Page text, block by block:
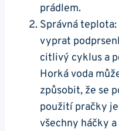
prádlem.
Správná
vyprat
citlivý cyklus a
Horká voda
způsobit, že se
použití pračky
všechny háčky